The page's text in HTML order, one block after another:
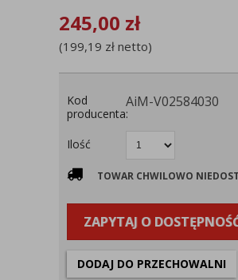
245,00 zł
(199,19 zł netto)
Kod
producenta:
AiM-V02584030
Ilość
TOWAR CHWILOWO
ZAPYTAJ O
DODAJ DO PRZECHOWALNI